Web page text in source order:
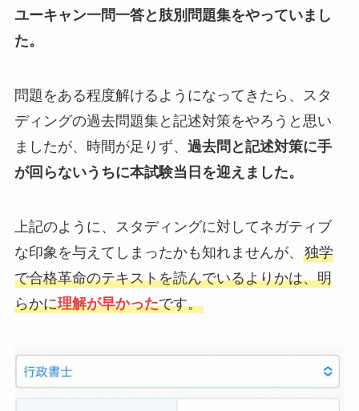
ユーキャン一問一答と肢別問題集をやっていまし
た。
問題をある程度解けるようになってきたら、スタ
ディングの過去問題集と記述対策をやろうと思い
ましたが、時間が足りず、 過去問と記述対策に手
が回らないうちに本試験当日を迎えました。
上記のように、スタディングに対してネガティブ
な印象を与えてしまったかも知れませんが、 独学
で合格革命のテキストを読んでいるよりかは、明
らかに理解が早かったです。